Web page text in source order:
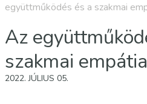
együttműködés és a szakmai
Az
szakmai
2022. JÚLIUS 05.